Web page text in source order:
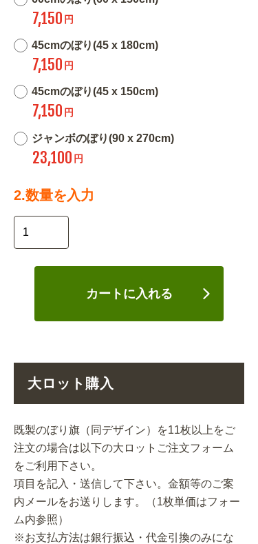
7,150 円
45cmのぼり(45 x 180cm)
7,150 円
45cmのぼり(45 x 150cm)
7,150 円
ジャンボのぼり(90 x 270cm)
23,100 円
2.数量を入力
カートに入れる
大ロット購入
既製のぼり旗（同デザイン）を11枚以上をご
注文の場合は以下の大ロットご注文フォーム
をご利用下さい。
項目を記入・送信して下さい。金額等のご案
内メールをお送りします。（1枚単価はフォー
ム内参照）
※お支払方法は銀行振込・代金引換のみにな